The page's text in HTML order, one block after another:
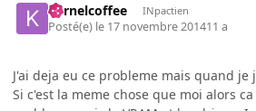
Kernelcoffee INpactien
Posté(e) le 17 novembre 201411 a
J'ai deja eu ce probleme mais quand je
Si c'est la meme chose que moi alors